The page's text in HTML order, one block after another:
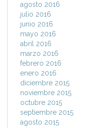
agosto 2016
julio 2016
junio 2016
mayo 2016
abril 2016
marzo 2016
febrero 2016
enero 2016
diciembre 2015
noviembre 2015
octubre 2015
septiembre 2015
agosto 2015